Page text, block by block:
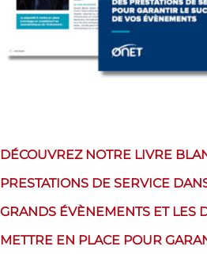
DÉCOUVREZ NOTRE LIVRE
PRESTATIONS DE SERVICE
GRANDS ÉVÈNEMENTS ET LES
METTRE EN PLACE POUR